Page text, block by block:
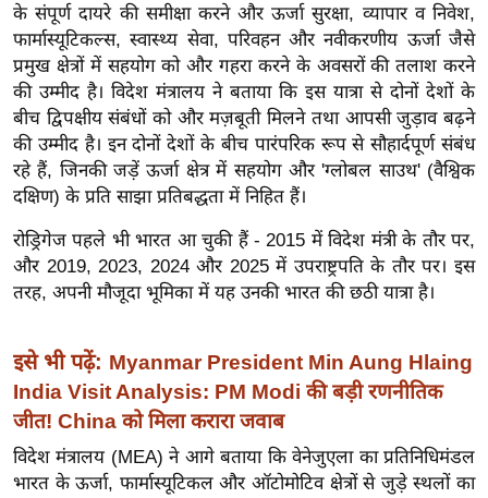
इं
डि
या
सा
हि
त्य
ज
त
ऑ
टो
र्ल्ड
न्यू
ज
ब्री
फ
के संपूर्ण दायरे की समीक्षा करने और ऊर्जा सुरक्षा, व्यापार व निवेश,
फार्मास्यूटिकल्स, स्वास्थ्य सेवा, परिवहन और नवीकरणीय ऊर्जा जैसे
प्रमुख क्षेत्रों में सहयोग को और गहरा करने के अवसरों की तलाश करने
की उम्मीद है। विदेश मंत्रालय ने बताया कि इस यात्रा से दोनों देशों के
बीच द्विपक्षीय संबंधों को और मज़बूती मिलने तथा आपसी जुड़ाव बढ़ने
की उम्मीद है। इन दोनों देशों के बीच पारंपरिक रूप से सौहार्दपूर्ण संबंध
रहे हैं, जिनकी जड़ें ऊर्जा क्षेत्र में सहयोग और 'ग्लोबल साउथ' (वैश्विक
दक्षिण) के प्रति साझा प्रतिबद्धता में निहित हैं।
रोड्रिगेज पहले भी भारत आ चुकी हैं - 2015 में विदेश मंत्री के तौर पर,
और 2019, 2023, 2024 और 2025 में उपराष्ट्रपति के तौर पर। इस
तरह, अपनी मौजूदा भूमिका में यह उनकी भारत की छठी यात्रा है।
इसे भी पढ़ें: Myanmar President Min Aung Hlaing
India Visit Analysis: PM Modi की बड़ी रणनीतिक
जीत! China को मिला करारा जवाब
विदेश मंत्रालय (MEA) ने आगे बताया कि वेनेजुएला का प्रतिनिधिमंडल
भारत के ऊर्जा, फार्मास्यूटिकल और ऑटोमोटिव क्षेत्रों से जुड़े स्थलों का